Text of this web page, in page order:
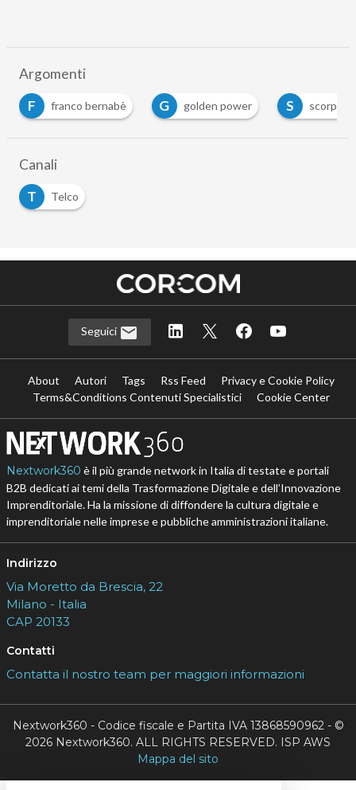
Argomenti
F
franco bernabè G golden power S
Canali
T
Telco
Seguici
About Autori Tags Rss Feed
Privacy e Cookie Policy
Terms&Conditions Contenuti Specialistici
Cookie Center
Nextwork360 è il più grande network in Italia di testate e portali
B2B dedicati ai temi della Trasformazione Digitale e dell’Innovazione
Imprenditoriale. Ha la missione di diffondere la cultura digitale e
imprenditoriale nelle imprese e pubbliche amministrazioni italiane.
Indirizzo
Via Moretto da Brescia, 22
Milano - Italia
CAP 20133
Contatti
Contatta il nostro team per maggiori informazioni
Nextwork360 - Codice fiscale e Partita IVA 13868590962 - ©
2026 Nextwork360. ALL RIGHTS RESERVED. ISP AWS
Mappa del sito